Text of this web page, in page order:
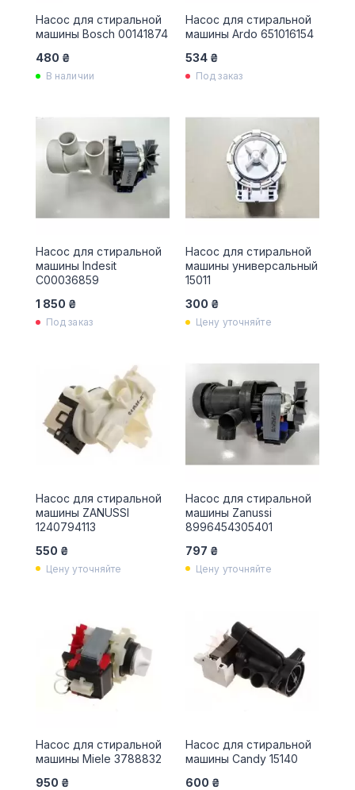
Насос для стиральной
машины Bosch 00141874
480 ₴
В наличии
Насос для стиральной
машины Ardo 651016154
534 ₴
Под заказ
Насос для стиральной
машины Indesit
C00036859
1 850 ₴
Под заказ
Насос для стиральной
машины универсальный
15011
300 ₴
Цену уточняйте
Насос для стиральной
машины ZANUSSI
1240794113
550 ₴
Цену уточняйте
Насос для стиральной
машины Zanussi
8996454305401
797 ₴
Цену уточняйте
Насос для стиральной
машины Miele 3788832
950 ₴
Насос для стиральной
машины Candy 15140
600 ₴